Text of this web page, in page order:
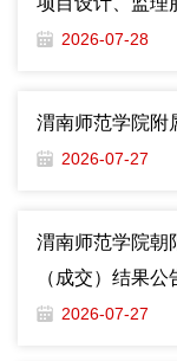
2026-07-28
渭南师范学院附
2026-07-27
渭南师范学院朝
（成交）结果公
2026-07-27